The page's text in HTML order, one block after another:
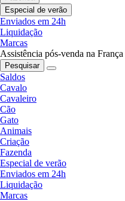
Especial de verão
Enviados em 24h
Liquidação
Marcas
Assistência pós-venda na França
Pesquisar
Saldos
Cavalo
Cavaleiro
Cão
Gato
Animais
Criação
Fazenda
Especial de verão
Enviados em 24h
Liquidação
Marcas